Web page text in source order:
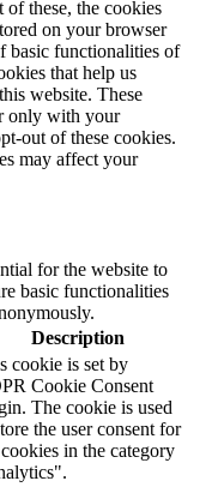
these, the cookies
on your browser
basic functionalities of
that help us
website. These
only with your
out of these cookies.
may affect your
for the website to
basic functionalities
Description
cookie is set by
Cookie Consent
The cookie is used
the user consent for
in the category